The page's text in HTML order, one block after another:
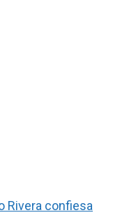
Rivera confiesa